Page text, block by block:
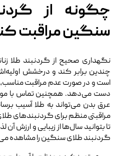
چگونه از
سنگین مراقبت
نگهداری صحیح از گردنبند طلا
چندین برابر کند و درخشش
است و در صورت عدم مراقبت مناسب،
دست می‌دهد. همچنین تماس با
عرق بدن می‌تواند به طلا آسیب
مراقبتی منظم برای گردنبندهای
تا بتوانید سال‌ها از زیبایی و ارزش آن
گردنبند طلای سنگین را مشاهده